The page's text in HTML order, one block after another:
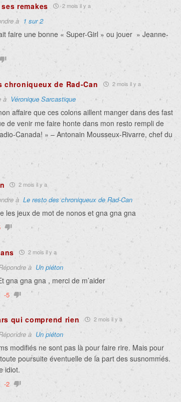
remakes 2 mois il y a
à 1 sur 2
faire une bonne « Super-Girl » ou jouer » Jeanne-
chroniqueux de Rad-Can 2 mois il y a
à Véronique Sarcastique
affaire que ces colons aillent manger dans des fast
de venir me faire honte dans mon resto rempli de
Canada! » – Antonain Mousseux-Rivarre, chef du
2 mois il y a
à Le resto des chroniqueux de Rad-Can
les jeux de mot de nonos et gna gna gna
2 mois il y a
à Un piéton
gna gna gna , merci de m’aider
-5
qui comprend rien 2 mois il y a
à Un piéton
modifiés ne sont pas là pour faire rire. Mais pour
poursuite éventuelle de la part des susnommés.
idiot.
-2